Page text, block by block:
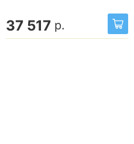
37 517 р.